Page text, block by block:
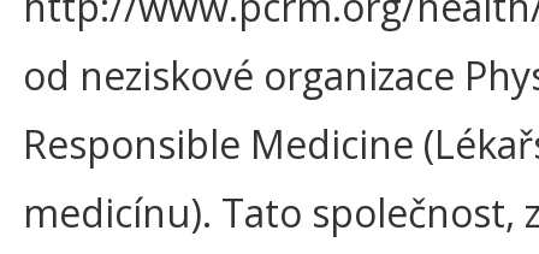
od neziskové organizace
Responsible Medicine
medicínu). Tato společnost,